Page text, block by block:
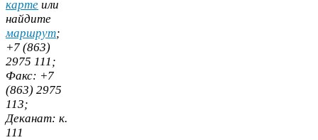
карте или
найдите
маршрут;
+7 (863)
2975 111;
Факс: +7
(863) 2975
113;
Деканат: к.
111